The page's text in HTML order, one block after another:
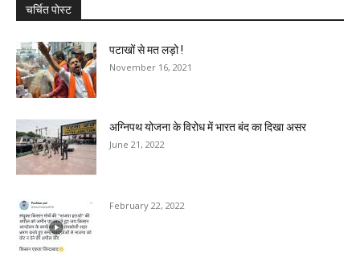
चर्चित पोस्ट
पटाखों से मत लड़ो !
November 16, 2021
अग्निपथ योजना के विरोध में भारत बंद का दिखा असर
June 21, 2022
February 22, 2022